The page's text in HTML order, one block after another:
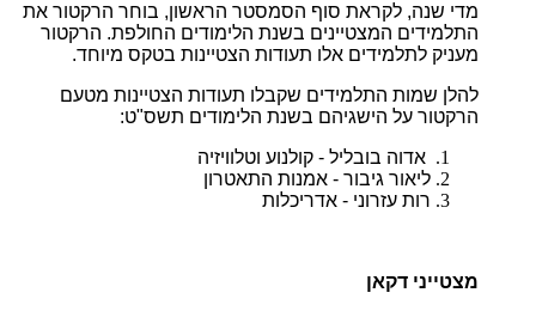
מדי שנה, לקראת סוף הסמסטר הראשון, בוחר הרקטור את
התלמידים המצטיינים בשנת הלימודים החולפת. הרקטור
מעניק לתלמידים אלו תעודות הצטיינות בטקס מיוחד.
להלן שמות התלמידים שקבלו תעודות הצטיינות מטעם
הרקטור על הישגיהם בשנת הלימודים תשס"ט:
אדוה בובליל - קולנוע וטלוויזיה
ליאור גיבור - אמנות התאטרון
רות עזרוני - אדריכלות
מצטייני דקאן